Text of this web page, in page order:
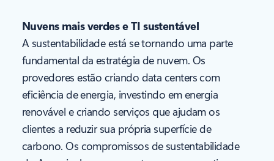
Nuvens mais verdes e TI sustentável
A sustentabilidade está se tornando uma parte
fundamental da estratégia de nuvem. Os
provedores estão criando data centers com
eficiência de energia, investindo em energia
renovável e criando serviços que ajudam os
clientes a reduzir sua própria superfície de
carbono. Os compromissos de sustentabilidade